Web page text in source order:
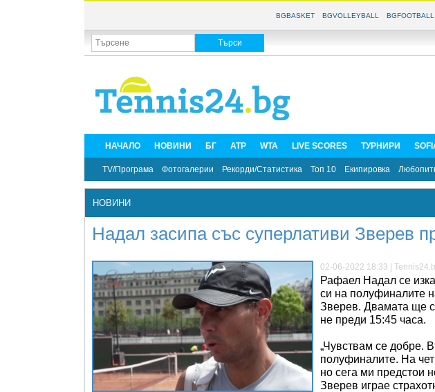
BGBASKET BGVOLLEYBALL BGFOOTBALL
НАЧАЛО НОВИНИ БГ ATP WTA LIVE SCORES ТУРНИРИ
TV/Програма Фотогалерии Рекорди/Статистика Топ 10 Екипировка
НОВИНИ
Надал засипа със суперлативи Зверев
02-06-2022 18:33 |
Рафаел Надал се
си на полуфиналите
Зверев. Двамата ще
не преди 15:45 часа.
„Чувствам се добре.
полуфиналите. На
но сега ми предстои
Зверев играе